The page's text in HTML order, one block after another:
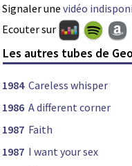
Signaler une vidéo
Ecouter sur
Les autres tubes de
1984 Careless whisper
1986 A different corner
1987 Faith
1987 I want your sex